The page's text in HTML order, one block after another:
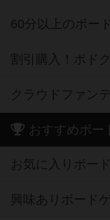
60分以上のボー
割引購入！ボド
クラウドファン
おすすめボー
お気に入りボー
興味ありボード